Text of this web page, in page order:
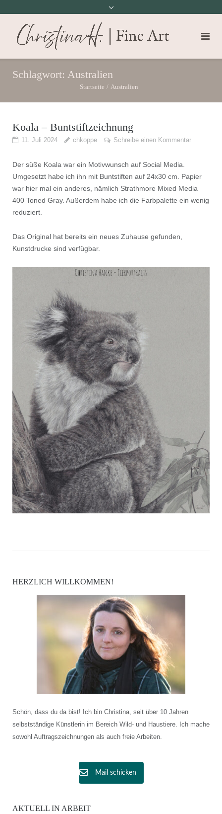
Schlagwort: Australien
Startseite / Australien
Koala – Buntstiftzeichnung
11. Juli 2024 chkoppe Schreibe einen Kommentar
Der süße Koala war ein Motivwunsch auf Social Media.
Umgesetzt habe ich ihn mit Buntstiften auf 24x30 cm. Papier
war hier mal ein anderes, nämlich Strathmore Mixed Media
400 Toned Gray. Außerdem habe ich die Farbpalette ein wenig
reduziert.
Das Original hat bereits ein neues Zuhause gefunden,
Kunstdrucke sind verfügbar.
HERZLICH WILLKOMMEN!
Schön, dass du da bist! Ich bin Christina, seit über 10 Jahren
selbstständige Künstlerin im Bereich Wild- und Haustiere. Ich mache
sowohl Auftragszeichnungen als auch freie Arbeiten.
Mail schicken
AKTUELL IN ARBEIT